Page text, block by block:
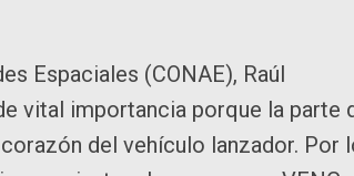
Espaciales (CONAE), Raúl
vital importancia porque la parte
del vehículo lanzador. Por